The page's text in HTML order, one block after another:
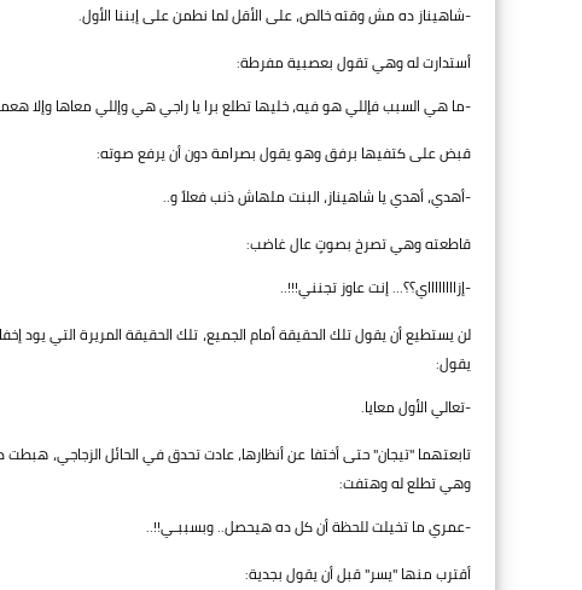
-شاهيناز ده مش وقته خالص، على الأقل لما نطمن على إبننا الأول.
أستدارت له وهي تقول بعصبية مفرطة:
-ما هي السبب فإللي هو فيه، خليها تطلع برا يا راجي هي وإللي معاها
قبض على كتفيها برفق وهو يقول بصرامة دون أن يرفع صوته:
-أهدي، أهدي يا شاهيناز، البنت ملهاش ذنب فعلاً و..
قاطعته وهي تصرخ بصوتٍ عال غاضب:
-إزااااااااي؟؟... إنت عاوز تجنني!!!..
لن يستطيع أن يقول تلك الحقيقة أمام الجميع، تلك الحقيقة المريرة التي
يقول:
-تعالي الأول معايا.
تابعتهما "تيجان" حتى أختفا عن أنظارها، عادت تحدق في الحائل الزجاجي،
وهي تطلع له وهتفت:
-عمري ما تخيلت للحظة أن كل ده هيحصل.. وبسببـي!!..
أقترب منها "يسر" قبل أن يقول بجدية: